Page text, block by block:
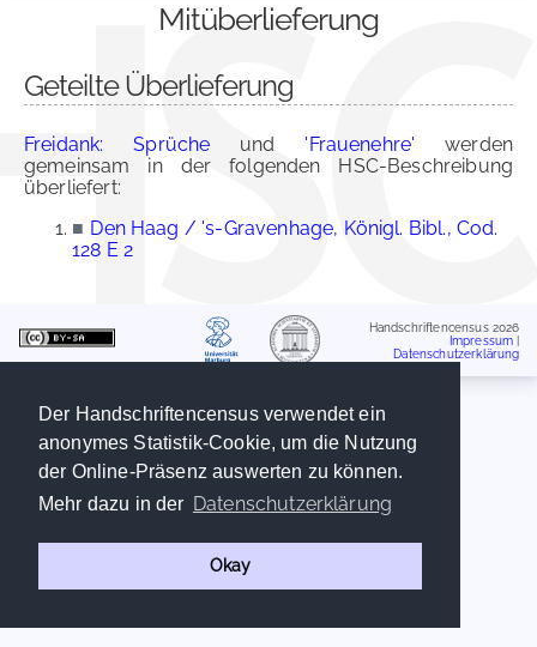
Der Handschriftencensus verwendet ein
anonymes Statistik-Cookie, um die Nutzung
der Online-Präsenz auswerten zu können.
Mehr dazu in der Datenschutzerklärung
Okay
Mitüberlieferung
Geteilte Überlieferung
Freidank: Sprüche und 'Frauenehre' werden
gemeinsam in der folgenden HSC-Beschreibung
überliefert:
■ Den Haag / 's-Gravenhage, Königl. Bibl., Cod.
128 E 2
Handschriftencensus 2026
Impressum
Datenschutzerklärung